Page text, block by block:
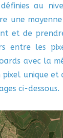
au
une
et de
entre les
avec la
pixel unique
ci-dessous.